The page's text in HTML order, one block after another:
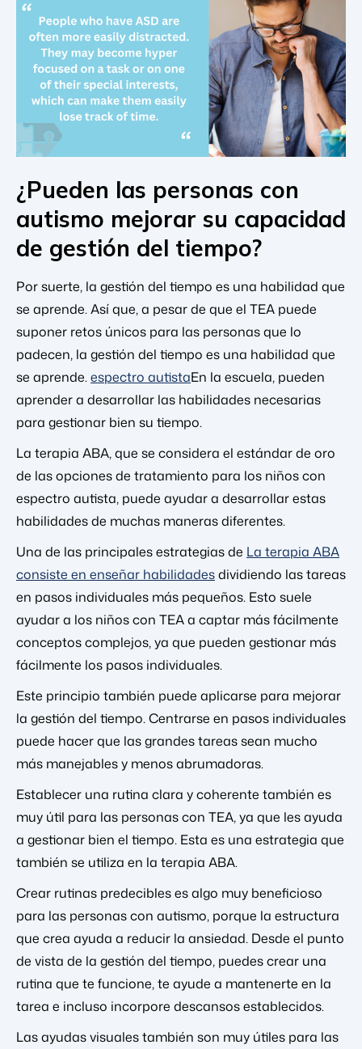
¿Pueden las personas con
autismo mejorar su capacidad
de gestión del tiempo?
Por suerte, la gestión del tiempo es una habilidad que
se aprende. Así que, a pesar de que el TEA puede
suponer retos únicos para las personas que lo
padecen, la gestión del tiempo es una habilidad que
se aprende.espectro autistaEn la escuela, pueden
aprender a desarrollar las habilidades necesarias
para gestionar bien su tiempo.
La terapia ABA, que se considera el estándar de oro
de las opciones de tratamiento para los niños con
espectro autista, puede ayudar a desarrollar estas
habilidades de muchas maneras diferentes.
Una de las principales estrategias de La terapia ABA
consiste en enseñar habilidadesdividiendo las tareas
en pasos individuales más pequeños. Esto suele
ayudar a los niños con TEA a captar más fácilmente
conceptos complejos, ya que pueden gestionar más
fácilmente los pasos individuales.
Este principio también puede aplicarse para mejorar
la gestión del tiempo. Centrarse en pasos individuales
puede hacer que las grandes tareas sean mucho
más manejables y menos abrumadoras.
Establecer una rutina clara y coherente también es
muy útil para las personas con TEA, ya que les ayuda
a gestionar bien el tiempo. Esta es una estrategia que
también se utiliza en la terapia ABA.
Crear rutinas predecibles es algo muy beneficioso
para las personas con autismo, porque la estructura
que crea ayuda a reducir la ansiedad. Desde el punto
de vista de la gestión del tiempo, puedes crear una
rutina que te funcione, te ayude a mantenerte en la
tarea e incluso incorpore descansos establecidos.
Las ayudas visuales también son muy útiles para las